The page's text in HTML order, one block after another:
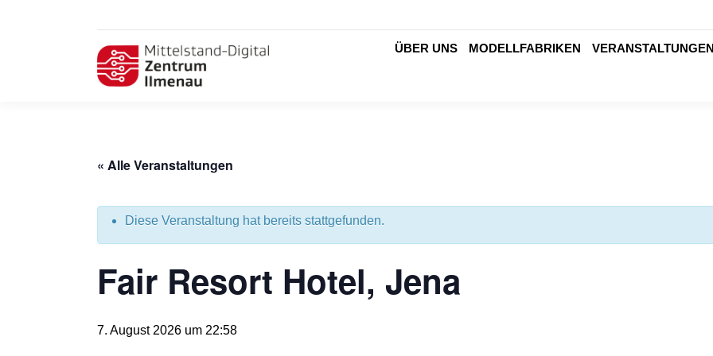
ÜBER UNS MODELLFABRIKEN VERANSTALTUNGEN
« Alle Veranstaltungen
Diese Veranstaltung hat bereits stattgefunden.
Fair Resort Hotel, Jena
7. August 2026 um 22:58